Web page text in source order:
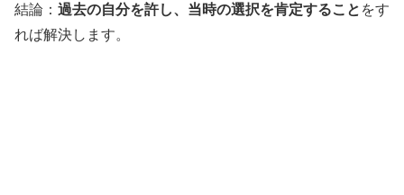
結論： 過去の自分を許し、当時の選択を肯定すること をす
れば解決します。